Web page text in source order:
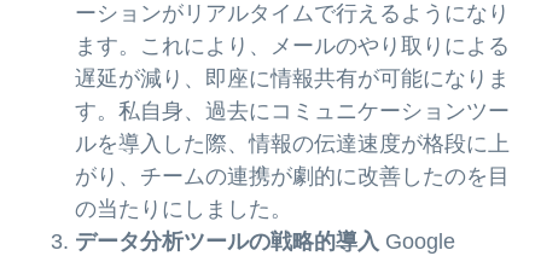
ーションがリアルタイムで行えるようになり
ます。これにより、メールのやり取りによる
遅延が減り、即座に情報共有が可能になりま
す。私自身、過去にコミュニケーションツー
ルを導入した際、情報の伝達速度が格段に上
がり、チームの連携が劇的に改善したのを目
の当たりにしました。
データ分析ツールの戦略的導入 Google